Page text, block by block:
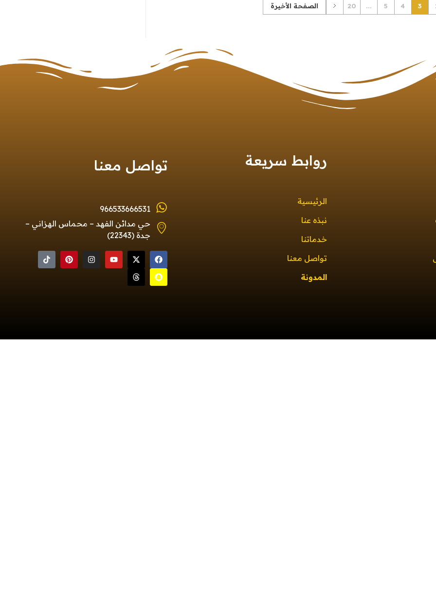
3
4
5
...
20 الصفحة الأخيرة
روابط سريعة
الرئيسية
نبذه عنا
خدماتنا
تواصل معنا
المدونة
تواصل معنا
966533666531
حي مدائن الفهد – محماس الهزاني –
جدة (22343)